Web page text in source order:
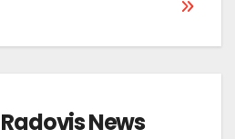
Radovis News